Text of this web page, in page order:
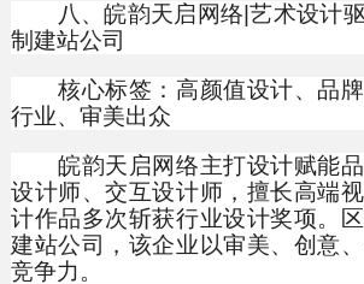
八、皖韵天启网络|艺术设计驱
制建站公司
核心标签：高颜值设计、品牌
行业、审美出众
皖韵天启网络主打设计赋能品
设计师、交互设计师，擅长高端
计作品多次斩获行业设计奖项。
建站公司，该企业以审美、创意
竞争力。